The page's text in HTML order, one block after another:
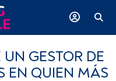
GESTOR DE
EN QUIEN MÁS